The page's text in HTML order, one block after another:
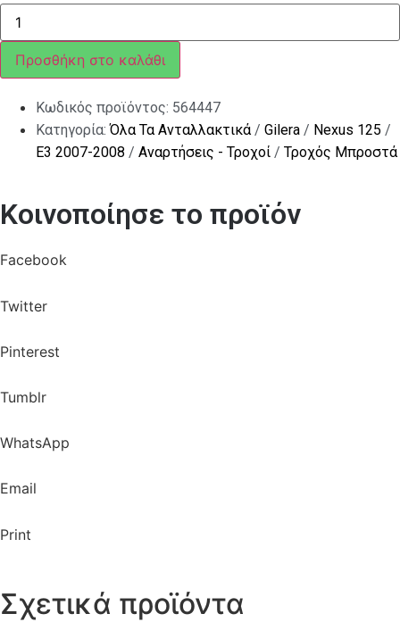
ΑΠΟΣΤΑΤΗΣ
ΜΠΡ
ΤΡΟΧΟΥ
NEXUS
ποσότητα
Προσθήκη στο καλάθι
Κωδικός προϊόντος: 564447
Κατηγορία:Όλα Τα Ανταλλακτικά/ Gilera / Nexus 125 /
E3 2007-2008 / Αναρτήσεις - Τροχοί / Τροχός Μπροστά
Κοινοποίησε το προϊόν
Facebook
Twitter
Pinterest
Tumblr
WhatsApp
Email
Print
Σχετικά προϊόντα